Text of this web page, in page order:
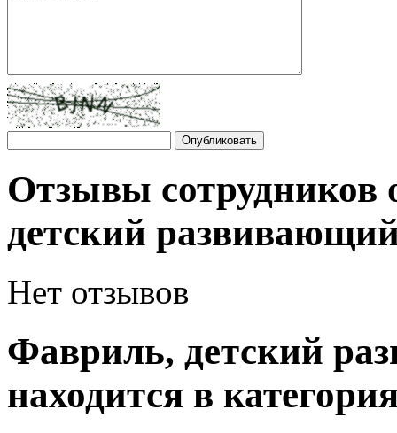
Отзывы
детский
Нет отзывов
Фавриль, детский
находится в